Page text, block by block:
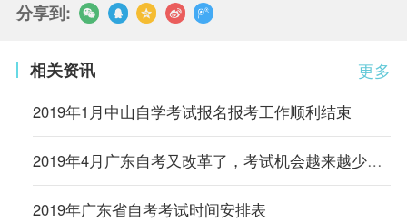
分享到:
更多
相关资讯
2019年1月中山自学考试报名报考工作顺利结束
2019年4月广东自考又改革了，考试机会越来越少，抓紧时间喽！
2019年广东省自考考试时间安排表